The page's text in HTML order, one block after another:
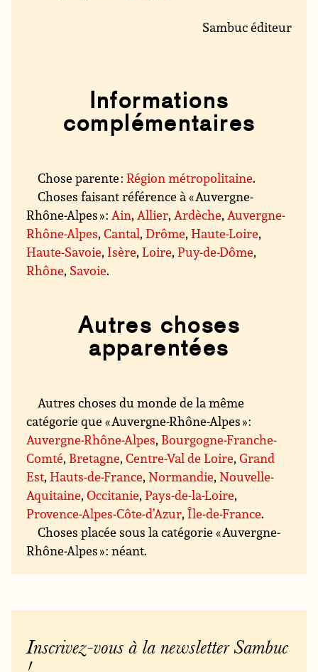
Sambuc éditeur
Informations
complémentaires
Chose parente :Région métropolitaine.
Choses faisant référence à « Auvergne-
Rhône-Alpes » :Ain,Allier,Ardèche,Auvergne-
Rhône-Alpes,Cantal,Drôme,Haute-Loire,
Haute-Savoie, Isère,Loire,Puy-de-Dôme,
Rhône, Savoie.
Autres choses
apparentées
Autres choses du monde de la même
catégorie que « Auvergne-Rhône-Alpes » :
Auvergne-Rhône-Alpes, Bourgogne-Franche-
Comté, Bretagne,Centre-Val de Loire,Grand
Est,Hauts-de-France,Normandie,Nouvelle-
Aquitaine,Occitanie,Pays-de-la-Loire,
Provence-Alpes-Côte-d’Azur,Île-de-France.
Choses placée sous la catégorie « Auvergne-
Rhône-Alpes » : néant.
Inscrivez-vous à la newsletter Sambuc